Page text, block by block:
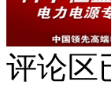
评论区